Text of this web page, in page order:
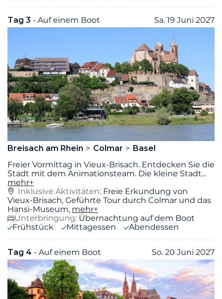
Tag 3 - Auf einem Boot Sa. 19 Juni 2027
Breisach am Rhein Colmar
Basel
Freier Vormittag in Vieux-Brisach. Entdecken Sie die
Stadt mit dem Animationsteam. Die kleine Stadt...
mehr+
Inklusive Aktivitäten: Freie Erkundung von
Vieux-Brisach, Geführte Tour durch Colmar und das
Hansi-Museum, mehr+
Unterbringung: Übernachtung auf dem Boot
Frühstück
Mittagessen Abendessen
Tag 4 - Auf einem Boot So. 20 Juni 2027